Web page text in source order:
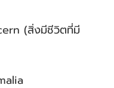
(สิ่งมีชีวิตที่มี